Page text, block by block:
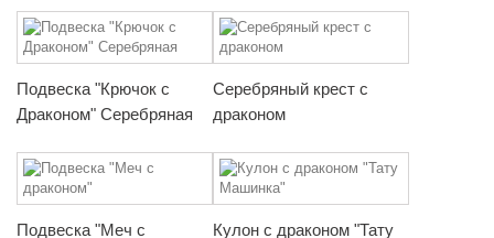
Подвеска "Крючок с
Драконом" Серебряная
Серебряный крест с
драконом
Подвеска "Меч с Кулон с драконом "Тату